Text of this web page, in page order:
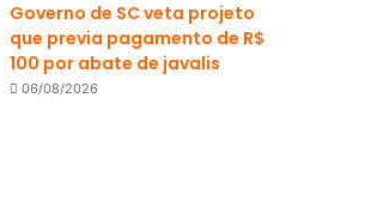
Governo de SC veta projeto
que previa pagamento de R$
100 por abate de javalis
06/08/2026